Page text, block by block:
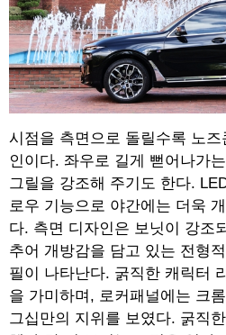
시점을 측면으로 돌릴수록 노
인이다. 좌우로 길게 뻗어나가
그릴을 강조해 주기도 한다.
로우 기능으로 야간에는 더욱
다. 측면 디자인은 보닛이 강조
추어 개방감을 담고 있는 전형
필이 나타난다. 굵직한 캐릭터
을 가미하며, 로커패널에는 크
그십만의 지위를 보였다. 굵직